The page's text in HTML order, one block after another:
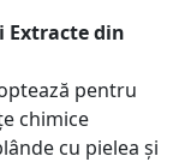
Extracte din
pentru
chimice
cu pielea și